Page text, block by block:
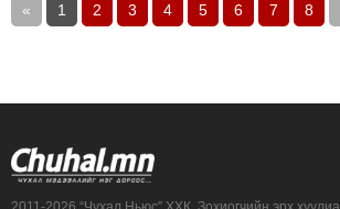
« 1 2 3 4 5 6 7 8